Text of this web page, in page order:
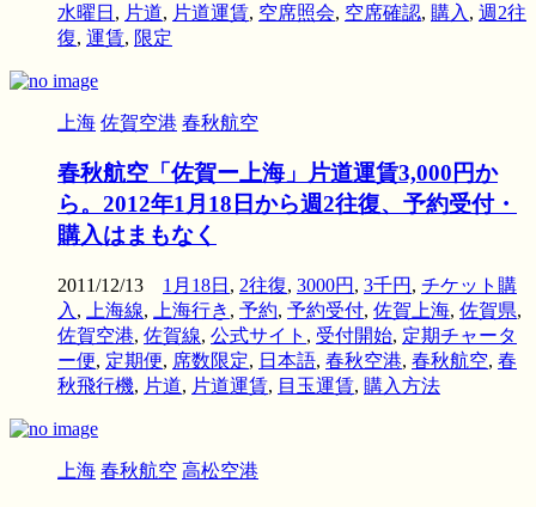
水曜日 , 片道, 片道運賃, 空席照会, 空席確認, 購入 , 週2往
復, 運賃, 限定
上海 佐賀空港 春秋航空
春秋航空「佐賀ー上海」片道運賃3,000円か
ら。2012年1月18日から週2往復、予約受付・
購入はまもなく
2011/12/13 1月18日 , 2往復, 3000円 , 3千円 , チケット購
入 , 上海線, 上海行き , 予約, 予約受付, 佐賀上海, 佐賀県,
佐賀空港, 佐賀線, 公式サイト , 受付開始, 定期チャータ
ー便, 定期便, 席数限定, 日本語, 春秋空港, 春秋航空, 春
秋飛行機, 片道, 片道運賃, 目玉運賃, 購入方法
上海 春秋航空 高松空港